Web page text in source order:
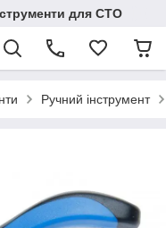
для СТО
Ручний інструмент